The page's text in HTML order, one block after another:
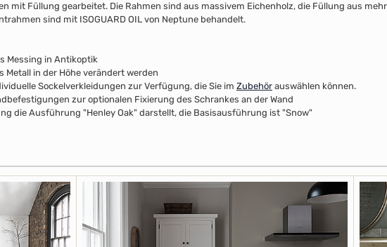
mit Füllung gearbeitet. Die Rahmen sind aus massivem Eichenholz, die Füllung aus
sind mit ISOGUARD OIL von Neptune behandelt.
Messing in Antikoptik
Metall in der Höhe verändert werden
Sockelverkleidungen zur Verfügung, die Sie im Zubehör auswählen können.
zur optionalen Fixierung des Schrankes an der Wand
die Ausführung "Henley Oak" darstellt, die Basisausführung ist "Snow"